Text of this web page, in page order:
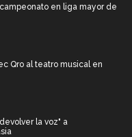
en liga mayor de
Qro al teatro musical en
la voz" a